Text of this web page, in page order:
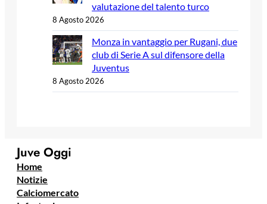
valutazione del talento turco
8 Agosto 2026
Monza in vantaggio per Rugani, due
club di Serie A sul difensore della
Juventus
8 Agosto 2026
Juve Oggi
Home
Notizie
Calciomercato